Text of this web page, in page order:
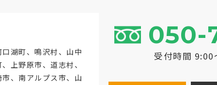
050-
受付時間
湖町、鳴沢村、山中
上野原市、道志村、
、南アルプス市、山